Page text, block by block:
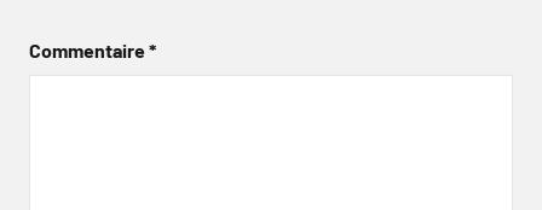
Commentaire*